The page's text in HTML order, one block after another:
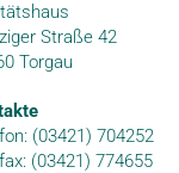
Straße 42
Torgau
(03421) 704252
(03421) 774655